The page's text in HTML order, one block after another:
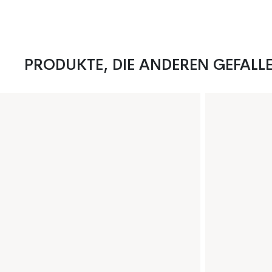
PRODUKTE, DIE ANDEREN